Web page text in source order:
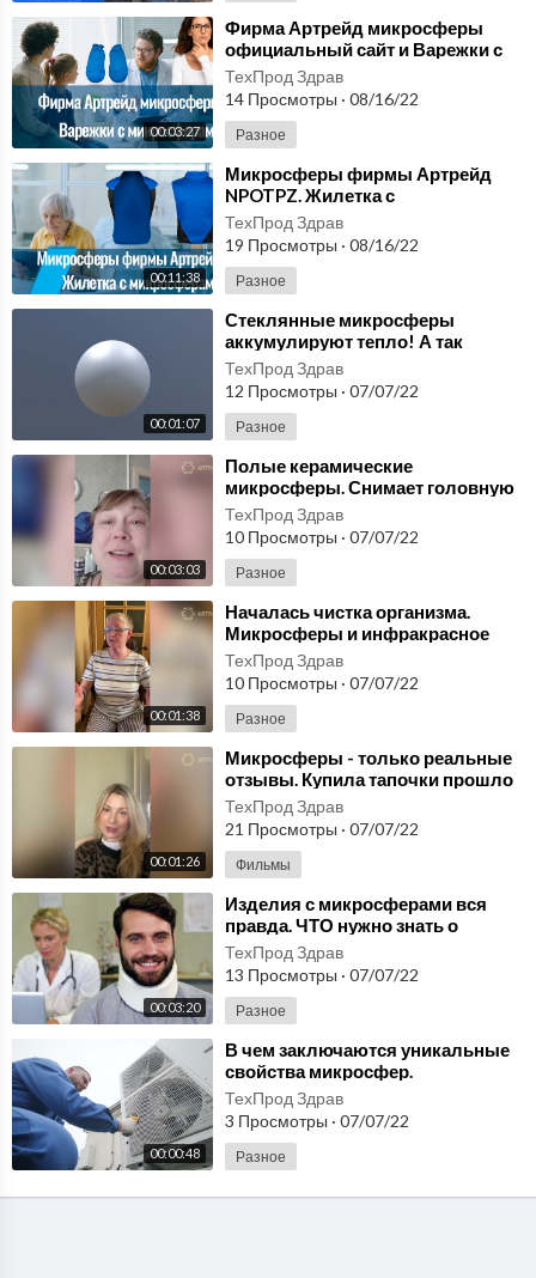
00:03:27
⁣Фирма Артрейд микросферы
официальный сайт и Варежки с
микросферами NPOTPZ ru. На
сколько правда
ТехПрод Здрав
14 Просмотры · 08/16/22
Разное
00:11:38
⁣Микросферы фирмы Артрейд
NPOTPZ. Жилетка с
микросферами. На сколько
правда? Разбираемся
ТехПрод Здрав
19 Просмотры · 08/16/22
Разное
00:01:07
⁣Стеклянные микросферы
аккумулируют тепло! А так
можно было?! И всего то?
Микросферы отзывы - правда?
ТехПрод Здрав
12 Просмотры · 07/07/22
Разное
00:03:03
⁣Полые керамические
микросферы. Снимает головную
боль, проходят боли во время
месячных. Правда?
ТехПрод Здрав
10 Просмотры · 07/07/22
Разное
00:01:38
⁣Началась чистка организма.
Микросферы и инфракрасное
излучение. Отзыв и вся правда о
микро сферах.
ТехПрод Здрав
10 Просмотры · 07/07/22
Разное
00:01:26
⁣Микросферы - только реальные
отзывы. Купила тапочки прошло
воспаление ног, аллергия,
правда?
ТехПрод Здрав
21 Просмотры · 07/07/22
Фильмы
00:03:20
⁣Изделия с микросферами вся
правда. ЧТО нужно знать о
Лечебных микросферах!
Реальный отзывы.
ТехПрод Здрав
13 Просмотры · 07/07/22
Разное
00:00:48
⁣В чем заключаются уникальные
свойства микросфер.
Стеклянные микросферы.
Материалы микросферы правда?
ТехПрод Здрав
3 Просмотры · 07/07/22
Разное